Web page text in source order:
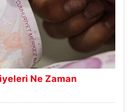
Ne Zaman